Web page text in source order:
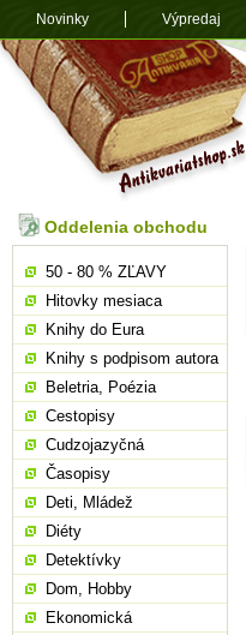
Oddelenia obchodu
50 - 80 % ZĽAVY
Hitovky mesiaca
Knihy do Eura
Knihy s podpisom autora
Beletria, Poézia
Cestopisy
Cudzojazyčná
Časopisy
Deti, Mládež
Diéty
Detektívky
Dom, Hobby
Ekonomická
Novinky Výpredaj